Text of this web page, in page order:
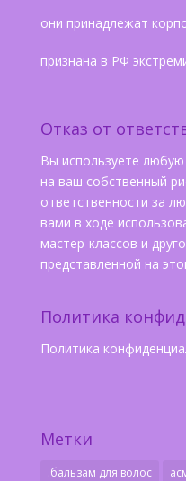
они принадлежат
признана в РФ
Отказ от
Вы используете
на ваш собственный
ответственности за
вами в ходе
мастер-классов и
представленной на
Политика
Политика
Метки
.бальзам для волос